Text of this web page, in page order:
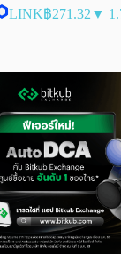
LINK฿271.32 ▼